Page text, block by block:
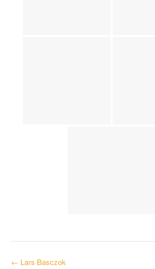
Post
← Lars Basczok